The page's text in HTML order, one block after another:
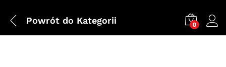
Powrót do Kategorii 0